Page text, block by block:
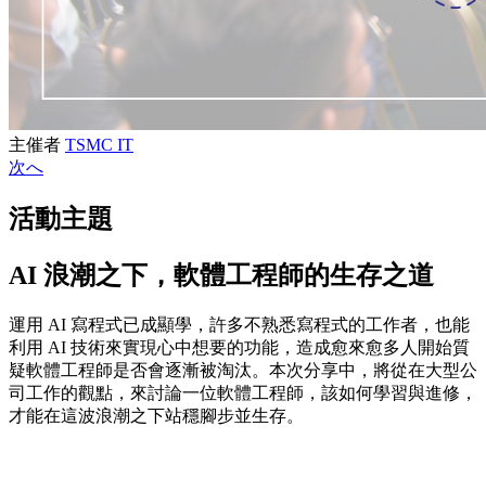
主催者 TSMC IT
次へ
活動主題
AI 浪潮之下，軟體工程師的生存之道
運用 AI 寫程式已成顯學，許多不熟悉寫程式的工作者，也能
利用 AI 技術來實現心中想要的功能，造成愈來愈多人開始質
疑軟體工程師是否會逐漸被淘汰。本次分享中，將從在大型公
司工作的觀點，來討論一位軟體工程師，該如何學習與進修，
才能在這波浪潮之下站穩腳步並生存。